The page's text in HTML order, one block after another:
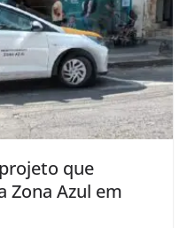
que
Zona Azul em